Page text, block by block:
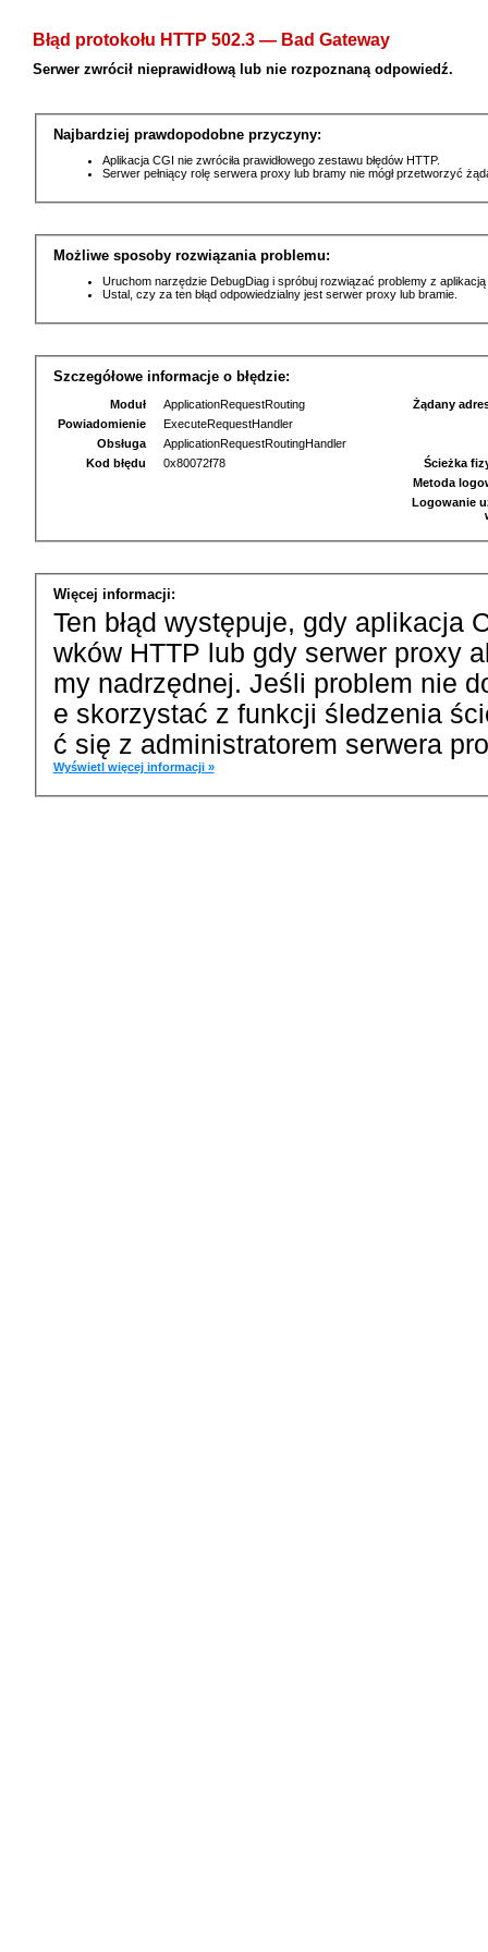
Błąd protokołu HTTP 502.3 — Bad Gateway
Serwer zwrócił nieprawidłową lub nie rozpoznaną odpowiedź.
Najbardziej prawdopodobne przyczyny:
Aplikacja CGI nie zwróciła prawidłowego zestawu błędów HTTP.
Serwer pełniący rolę serwera proxy lub bramy nie mógł przetworzyć
Możliwe sposoby rozwiązania problemu:
Uruchom narzędzie DebugDiag i spróbuj rozwiązać problemy z
Ustal, czy za ten błąd odpowiedzialny jest serwer proxy lub bramie.
Szczegółowe informacje o błędzie:
Moduł
ApplicationRequestRouting
Powiadomienie
ExecuteRequestHandler
Obsługa
ApplicationRequestRoutingHandler
Kod błędu
0x80072f78
Żądany
Ścieżka
Metoda
Logowanie
Więcej informacji:
Ten błąd występuje, gdy aplikacja
wków HTTP lub gdy serwer proxy
my nadrzędnej. Jeśli problem nie
e skorzystać z funkcji śledzenia
ć się z administratorem serwera
Wyświetl więcej informacji »